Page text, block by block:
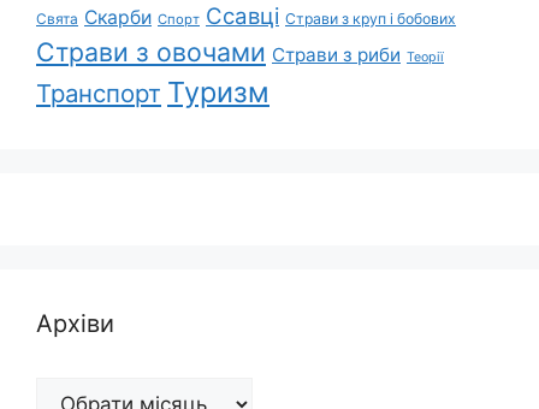
Свята Скарби Спорт Ссавці Страви з круп і бобових
Страви з овочами Страви з риби Теорії
Транспорт Туризм
Архіви
Архіви